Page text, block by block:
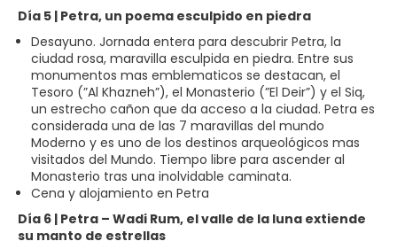
Día 5 | Petra, un poema esculpido en piedra
Desayuno. Jornada entera para descubrir Petra, la
ciudad rosa, maravilla esculpida en piedra. Entre sus
monumentos mas emblematicos se destacan, el
Tesoro (”Al Khazneh”), el Monasterio (”El Deir”) y el Siq,
un estrecho cañon que da acceso a la ciudad. Petra es
considerada una de las 7 maravillas del mundo
Moderno y es uno de los destinos arqueológicos mas
visitados del Mundo. Tiempo libre para ascender al
Monasterio tras una inolvidable caminata.
Cena y alojamiento en Petra
Día 6 | Petra – Wadi Rum, el valle de la luna extiende
su manto de estrellas